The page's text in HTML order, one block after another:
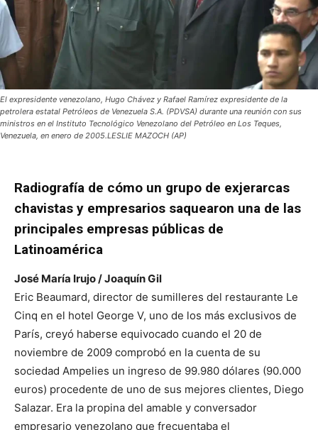
El expresidente venezolano, Hugo Chávez y Rafael Ramírez expresidente de la
petrolera estatal Petróleos de Venezuela S.A. (PDVSA) durante una reunión con sus
ministros en el Instituto Tecnológico Venezolano del Petróleo en Los Teques,
Venezuela, en enero de 2005.LESLIE MAZOCH (AP)
Radiografía de cómo un grupo de exjerarcas
chavistas y empresarios saquearon una de las
principales empresas públicas de
Latinoamérica
José María Irujo / Joaquín Gil
Eric Beaumard, director de sumilleres del restaurante Le
Cinq en el hotel George V, uno de los más exclusivos de
París, creyó haberse equivocado cuando el 20 de
noviembre de 2009 comprobó en la cuenta de su
sociedad Ampelies un ingreso de 99.980 dólares (90.000
euros) procedente de uno de sus mejores clientes, Diego
Salazar. Era la propina del amable y conversador
empresario venezolano que frecuentaba el